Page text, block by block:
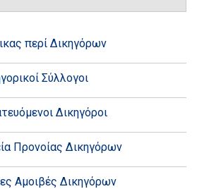
περί Δικηγόρων
Σύλλογοι
Δικηγόροι
Προνοίας Δικηγόρων
Αμοιβές Δικηγόρων